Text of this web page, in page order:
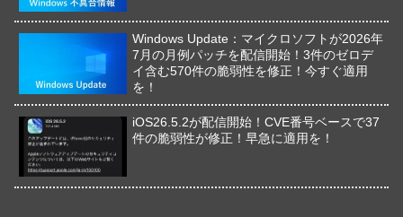
Windows Update：マイクロソフトが2026年
7月の月例パッチを配信開始！3件のゼロデ
イ含む570件の脆弱性を修正！今すぐ適用
を！
iOS26.5.2が配信開始！CVE番号ベースで37
件の脆弱性が修正！早急に適用を！